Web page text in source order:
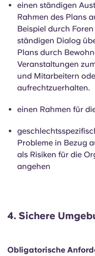
einen ständigen
Rahmen des Plans
Beispiel durch
ständigen Dialog
Plans durch
Veranstaltungen
und Mitarbeitern
aufrechtzuerhalten.
einen Rahmen für
Probleme in Bezug
als Risiken für die
angehen
4. Sichere
Obligatorische